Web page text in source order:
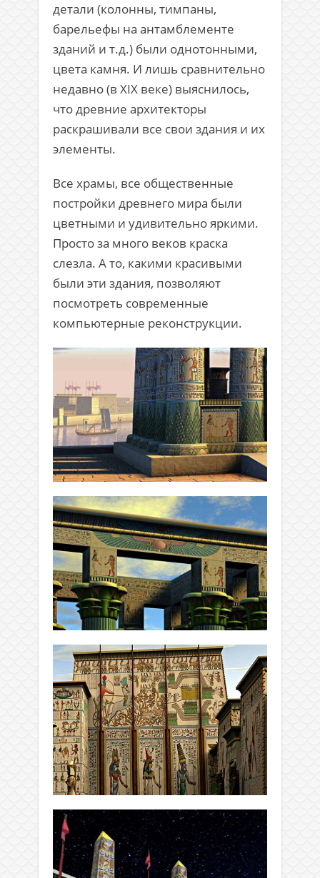
детали (колонны, тимпаны,
барельефы на антамблементе
зданий и т.д.) были однотонными,
цвета камня. И лишь сравнительно
недавно (в XIX веке) выяснилось,
что древние архитекторы
раскрашивали все свои здания и их
элементы.
Все храмы, все общественные
постройки древнего мира были
цветными и удивительно яркими.
Просто за много веков краска
слезла. А то, какими красивыми
были эти здания, позволяют
посмотреть современные
компьютерные реконструкции.